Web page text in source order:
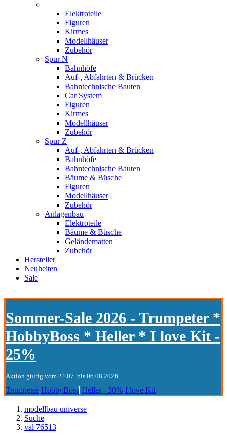
Elektroteile
Figuren
Kirmes
Modellhäuser
Zubehör
Spur N
Bahnhöfe
Auf-, Abfahrten & Brücken
Bahntechnische Bauten
Car System
Figuren
Kirmes
Modellhäuser
Zubehör
Spur Z
Auf-, Abfahrten & Brücken
Bahnhöfe
Bahntechnische Bauten
Bäume & Büsche
Figuren
Modellhäuser
Zubehör
Anlagenbau
Elektroteile
Bäume & Büsche
Geländematten
Zubehör
Hersteller
Neuheiten
Sale
Sommer-Sale 2026 - Trumpeter *
HobbyBoss * Heller * I love Kit -
25%
Aktion gültig vom 24.07. bis 06.08.2026
Trumpeter HobbyBoss Heller - 30% I love Kit
modellbau universe
Suche
val 76513